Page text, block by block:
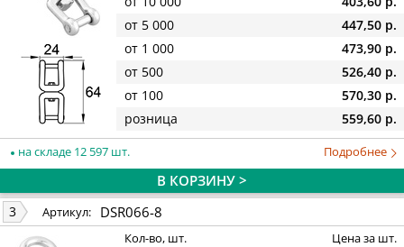
от 5 000
447,50 р.
от 1 000
473,90 р.
от 500
526,40 р.
от 100
570,30 р.
розница
559,60 р.
на складе 12 597 шт. Подробнее
В КОРЗИНУ >
3 Артикул: DSR066-8
Кол-во, шт. Цена за шт.